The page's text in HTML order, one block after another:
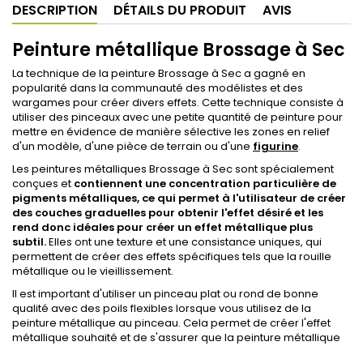
DESCRIPTION DÉTAILS DU PRODUIT AVIS
Peinture métallique Brossage à Sec
La technique de la peinture Brossage à Sec a gagné en
popularité dans la communauté des modélistes et des
wargames pour créer divers effets. Cette technique consiste à
utiliser des pinceaux avec une petite quantité de peinture pour
mettre en évidence de manière sélective les zones en relief
d'un modèle, d'une pièce de terrain ou d'une figurine.
Les peintures métalliques Brossage à Sec sont spécialement
conçues et contiennent une concentration particulière de
pigments métalliques, ce qui permet à l'utilisateur de créer
des couches graduelles pour obtenir l'effet désiré et les
rend donc idéales pour créer un effet métallique plus
subtil.Elles ont une texture et une consistance uniques, qui
permettent de créer des effets spécifiques tels que la rouille
métallique ou le vieillissement.
Il est important d'utiliser un pinceau plat ou rond de bonne
qualité avec des poils flexibles lorsque vous utilisez de la
peinture métallique au pinceau. Cela permet de créer l'effet
métallique souhaité et de s'assurer que la peinture métallique